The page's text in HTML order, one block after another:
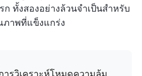
ก ทั้งสองอย่างล้วนจำเป็นสำหรับ
าพที่แข็งแกร่ง
ารวิเคราะห์โหมดความล้ม